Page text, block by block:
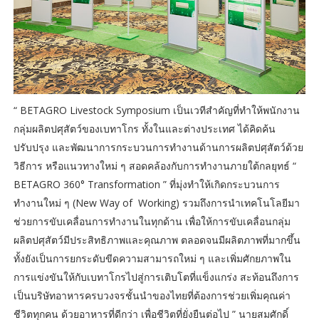
“ BETAGRO Livestock Symposium เป็นเวทีสำคัญที่ทำให้พนักงาน
กลุ่มผลิตปศุสัตว์ของเบทาโกร ทั้งในและต่างประเทศ ได้คิดค้น
ปรับปรุง และพัฒนาการกระบวนการทำงานด้านการผลิตปศุสัตว์ด้วย
วิธีการ หรือแนวทางใหม่ ๆ สอดคล้องกับการทำงานภายใต้กลยุทธ์ “
BETAGRO 360° Transformation ” ที่มุ่งทำให้เกิดกระบวนการ
ทำงานใหม่ ๆ (New Way of Working) รวมถึงการนำเทคโนโลยีมา
ช่วยการขับเคลื่อนการทำงานในทุกด้าน เพื่อให้การขับเคลื่อนกลุ่ม
ผลิตปศุสัตว์มีประสิทธิภาพและคุณภาพ ตลอดจนมีผลิตภาพที่มากขึ้น
ทั้งยังเป็นการยกระดับขีดความสามารถใหม่ ๆ และเพิ่มศักยภาพใน
การแข่งขันให้กับเบทาโกรไปสู่การเติบโตที่แข็งแกร่ง สะท้อนถึงการ
เป็นบริษัทอาหารครบวงจรชั้นนำของไทยที่ต้องการช่วยเพิ่มคุณค่า
ชีวิตทุกคน ด้วยอาหารที่ดีกว่า เพื่อชีวิตที่ยั่งยืนต่อไป ” นายสมศักดิ์